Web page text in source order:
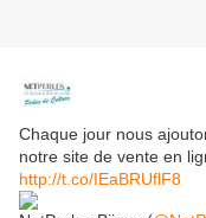
Chaque jour nous
notre site de vente en
http://t.co/IEaBRUflF8